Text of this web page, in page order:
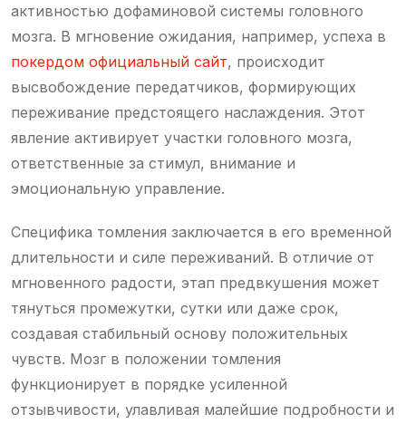
активностью дофаминовой системы головного
мозга. В мгновение ожидания, например, успеха в
покердом официальный сайт, происходит
высвобождение передатчиков, формирующих
переживание предстоящего наслаждения. Этот
явление активирует участки головного мозга,
ответственные за стимул, внимание и
эмоциональную управление.
Специфика томления заключается в его временной
длительности и силе переживаний. В отличие от
мгновенного радости, этап предвкушения может
тянуться промежутки, сутки или даже срок,
создавая стабильный основу положительных
чувств. Мозг в положении томления
функционирует в порядке усиленной
отзывчивости, улавливая малейшие подробности и